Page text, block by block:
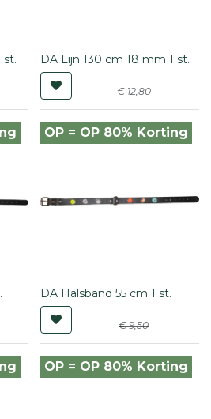
st. DA Lijn 130 cm 18 mm 1 st.
€12,80
OP = OP 80% Korting
DA Halsband 55 cm 1 st.
€9,50
OP = OP 80% Korting